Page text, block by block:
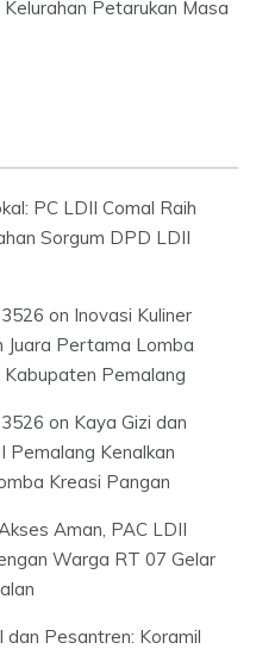
Petarukan Masa
PC LDII Comal Raih
Sorgum DPD LDII
on Inovasi Kuliner
Juara Pertama Lomba
Pemalang
on Kaya Gizi dan
Pemalang Kenalkan
Kreasi Pangan
Aman, PAC LDII
Warga RT 07 Gelar
dan Pesantren: Koramil